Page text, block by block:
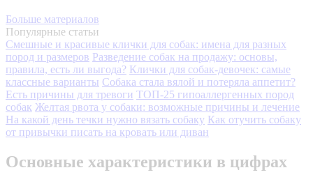
Больше материалов
Популярные статьи
Смешные и красивые клички для собак: имена для разных
пород и размеров Разведение собак на продажу: основы,
правила, есть ли выгода? Клички для собак-девочек: самые
классные варианты Собака стала вялой и потеряла аппетит?
Есть причины для тревоги ТОП-25 гипоаллергенных пород
собак Желтая рвота у собаки: возможные причины и лечение
На какой день течки нужно вязать собаку Как отучить собаку
от привычки писать на кровать или диван
Основные характеристики в цифрах